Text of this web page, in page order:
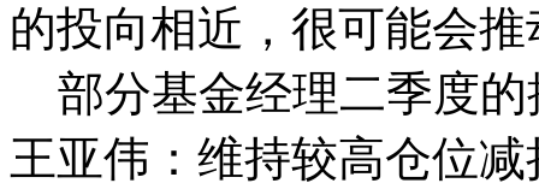
的投向相近，很可能会
部分基金经理二季度的
王亚伟：维持较高仓位